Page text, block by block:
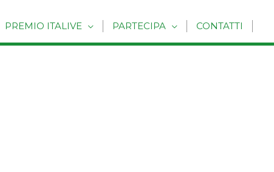
PREMIO ITALIVE PARTECIPA CONTATTI